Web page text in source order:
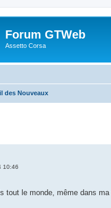
Forum GTWeb
Assetto Corsa
des Nouveaux
10:46
tout le monde, même dans